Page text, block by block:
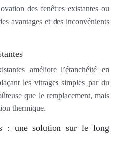
des fenêtres existantes ou
avantages et des inconvénients
améliore l’étanchéité en
les vitrages simples par du
que le remplacement, mais
thermique.
: une solution sur le long